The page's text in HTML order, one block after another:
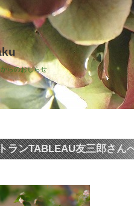
らのおしらせ
ンTABLEAU友三郎さん